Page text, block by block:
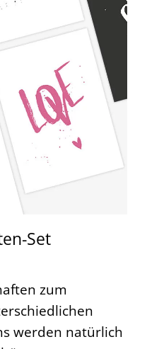
Set
zum
werden natürlich